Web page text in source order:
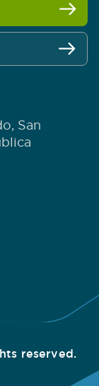
San
reserved.